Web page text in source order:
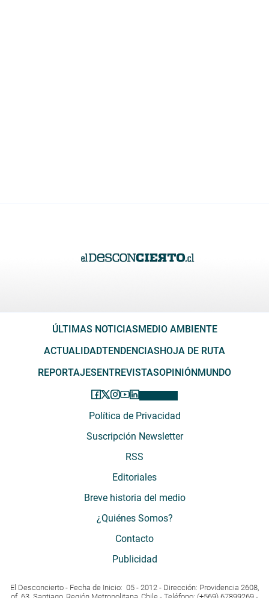
ÚLTIMAS NOTICIAS MEDIO AMBIENTE
ACTUALIDADTENDENCIAS HOJA DE RUTA
REPORTAJES ENTREVISTASOPINIÓN MUNDO
Política de Privacidad
Suscripción Newsletter
RSS
Editoriales
Breve historia del medio
¿Quiénes Somos?
Contacto
Publicidad
El Desconcierto - Fecha de Inicio: 05 - 2012 - Dirección: Providencia 2608,